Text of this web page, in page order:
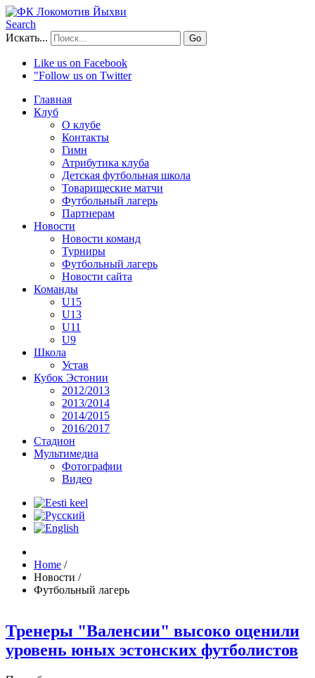
Search
Искать...
Go
Like us on Facebook
"Follow us on Twitter
Главная
Клуб
О клубе
Контакты
Гимн
Атрибутика клуба
Детская футбольная школа
Товарищеские матчи
Футбольный лагерь
Партнерам
Новости
Новости команд
Турниры
Футбольный лагерь
Новости сайта
Команды
U15
U13
U11
U9
Школа
Устав
Кубок Эстонии
2012/2013
2013/2014
2014/2015
2016/2017
Стадион
Мультимедиа
Фотографии
Видео
Home /
Новости /
Футбольный лагерь
Тренеры "Валенсии" высоко оценили
уровень юных эстонских футболистов